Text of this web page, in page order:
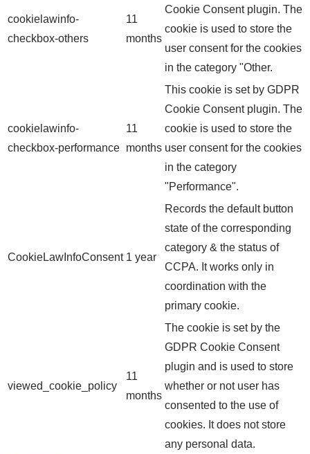
cookielawinfo-
checkbox-others
11
months
Cookie Consent plugin. The
cookie is used to store the
user consent for the cookies
in the category "Other.
cookielawinfo-
checkbox-performance
11
months
This cookie is set by GDPR
Cookie Consent plugin. The
cookie is used to store the
user consent for the cookies
in the category
"Performance".
CookieLawInfoConsent 1 year
Records the default button
state of the corresponding
category & the status of
CCPA. It works only in
coordination with the
primary cookie.
viewed_cookie_policy
11
months
The cookie is set by the
GDPR Cookie Consent
plugin and is used to store
whether or not user has
consented to the use of
cookies. It does not store
any personal data.